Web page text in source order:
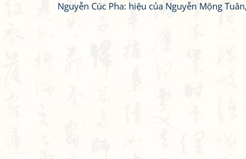
Nguyễn Cúc Pha: hiệu của Nguyễn Mộng